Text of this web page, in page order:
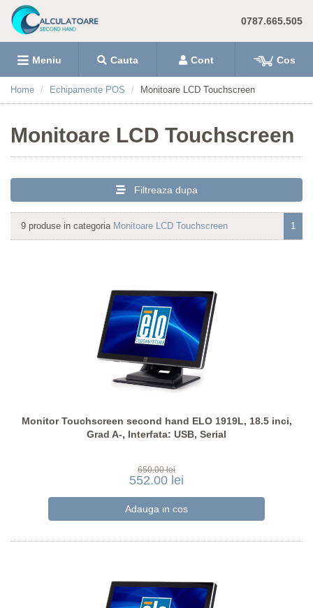
0787.665.505
Meniu Cauta Cont Cos
Home Echipamente POS Monitoare LCD Touchscreen
Monitoare LCD Touchscreen
Filtreaza dupa
9 produse in categoria Monitoare LCD Touchscreen 1
Monitor Touchscreen second hand ELO 1919L, 18.5 inci,
Grad A-, Interfata: USB, Serial
650.00 lei
552.00 lei